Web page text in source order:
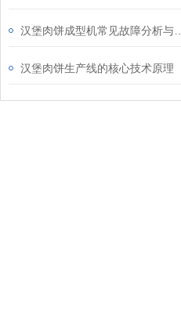
汉堡肉饼生产线的核心技术原理